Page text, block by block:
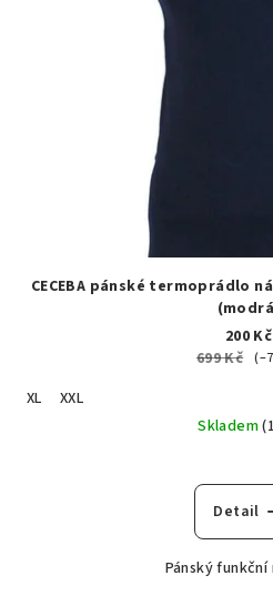
CECEBA pánské termoprádlo
200 Kč
699 Kč
XL
XXL
Skladem
Detail
Pánský